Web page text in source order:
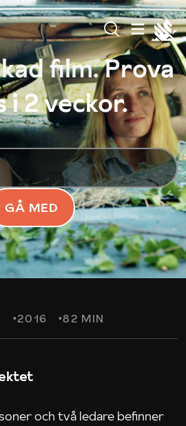
film. Prova
2 veckor.
GÅ MED
2016 82 MIN
och två ledare befinner